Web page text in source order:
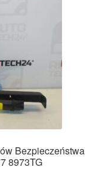
Bezpieczeństwa
8973TG